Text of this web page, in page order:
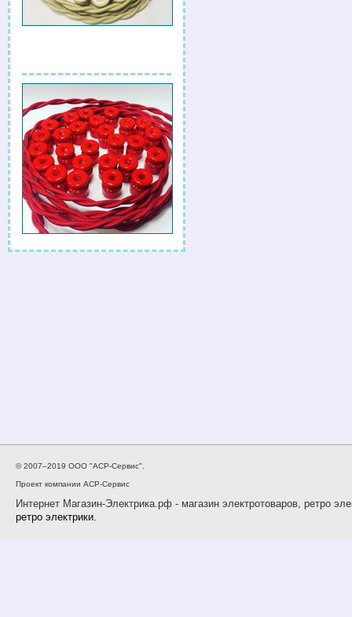
© 2007–2019 ООО "АСР-Сервис".
Проект компании АСР-Сервис
Интернет Магазин-Электрика.рф - магазин электротоваров, ретро
ретро электрики.